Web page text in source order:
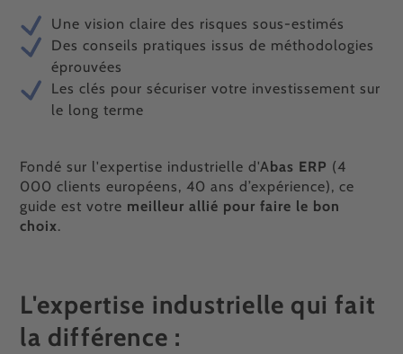
Une vision claire des risques sous-estimés
Des conseils pratiques issus de méthodologies
éprouvées
Les clés pour sécuriser votre investissement sur
le long terme
Fondé sur l'expertise industrielle d'A bas ERP (4
000 clients européens, 40 ans d’expérience), ce
guide est votre meilleur allié pour faire le bon
choix.
L'expertise industrielle qui fait
la différence :